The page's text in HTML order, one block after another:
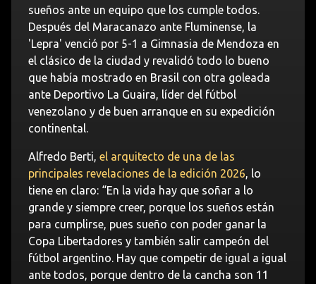
sueños ante un equipo que los cumple todos.
Después del Maracanazo ante Fluminense, la
'Lepra' venció por 5-1 a Gimnasia de Mendoza en
el clásico de la ciudad y revalidó todo lo bueno
que había mostrado en Brasil con otra goleada
ante Deportivo La Guaira, líder del fútbol
venezolano y de buen arranque en su expedición
continental.
Alfredo Berti, el arquitecto de una de las
principales revelaciones de la edición 2026, lo
tiene en claro: “En la vida hay que soñar a lo
grande y siempre creer, porque los sueños están
para cumplirse, pues sueño con poder ganar la
Copa Libertadores y también salir campeón del
fútbol argentino. Hay que competir de igual a igual
ante todos, porque dentro de la cancha son 11